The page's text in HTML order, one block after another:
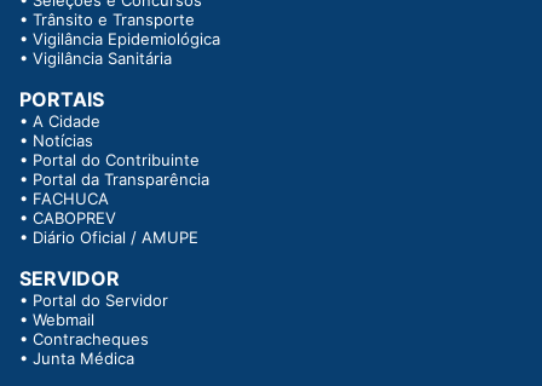
• Trânsito e Transporte
• Vigilância Epidemiológica
• Vigilância Sanitária
PORTAIS
• A Cidade
• Notícias
• Portal do Contribuinte
• Portal da Transparência
• FACHUCA
• CABOPREV
• Diário Oficial / AMUPE
SERVIDOR
• Portal do Servidor
• Webmail
• Contracheques
• Junta Médica